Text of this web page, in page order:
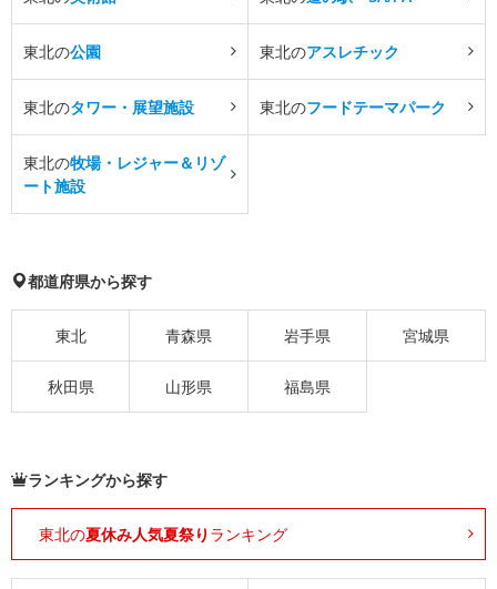
東北の公園 東北のアスレチック
東北のタワー・展望施設 東北のフードテーマパーク
東北の牧場・レジャー＆リゾ
ート施設
都道府県から探す
東北 青森県 岩手県 宮城県
秋田県 山形県 福島県
ランキングから探す
東北の夏休み人気夏祭り ランキング